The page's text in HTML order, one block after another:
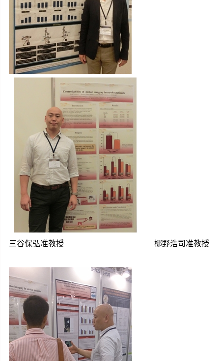
三谷保弘准教授 梛野浩司准教授